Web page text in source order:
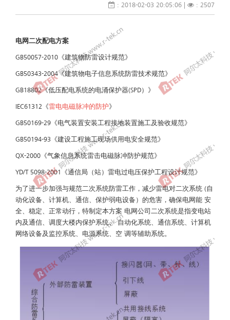
: 2018-02-03 20:05:06 | : 2507
电网二次配电方案
GB50057-2010《建筑物防雷设计规范》
GB50343-2004《建筑物电子信息系统防雷技术规范》
GB18802《低压配电系统的电涌保护器(SPD）》
IEC61312《雷电电磁脉冲的防护》
GB50169-29《电气装置安装工程接地装置施工及验收规范》
GB50194-93《建设工程施工现场供用电安全规范》
QX-2000《气象信息系统雷击电磁脉冲防护规范》
YD/T 5098-2001《通信局（站）雷电过电压保护工程设计规范》
为了进一步加强与规范二次系统防雷工作，减少雷电对二次系统 (自
动化设备、计算机、通信、保护弱电设备）的危害，确保电网能 安
全、稳定、正常动行，特制定本方案 电网公司二次系统是指变电站
内及通信、调度大楼内保护系统、 自动化系统、通信系统、计算机
网络设备及监控系统、电源系统、空 调等辅助系统。